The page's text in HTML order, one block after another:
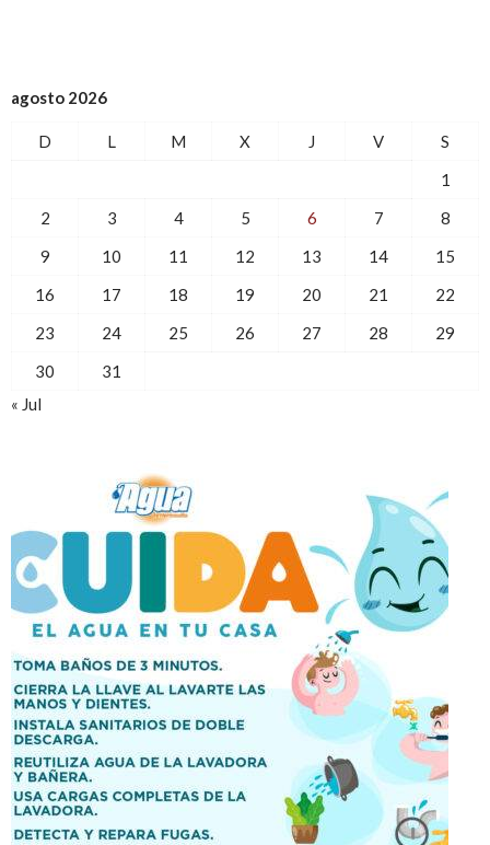
agosto 2026
D L M X J V
S
1
2
3 4 5 6 7
8
9
10 11 12 13 14
15
16
17 18 19 20 21
22
23
24 25 26 27 28
29
30
31
« Jul